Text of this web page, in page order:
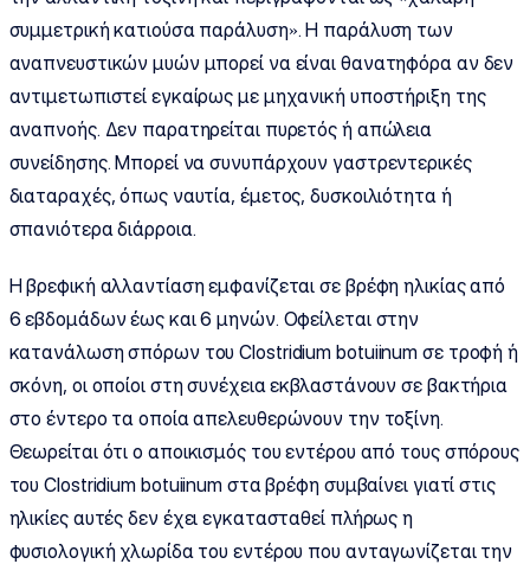
συμμετρική κατιούσα παράλυση». Η παράλυση των
αναπνευστικών μυών μπορεί να είναι θανατηφόρα αν δεν
αντιμετωπιστεί εγκαίρως με μηχανική υποστήριξη της
αναπνοής. Δεν παρατηρείται πυρετός ή απώλεια
συνείδησης. Μπορεί να συνυπάρχουν γαστρεντερικές
διαταραχές, όπως ναυτία, έμετος, δυσκοιλιότητα ή
σπανιότερα διάρροια.
Η βρεφική αλλαντίαση εμφανίζεται σε βρέφη ηλικίας από
6 εβδομάδων έως και 6 μηνών. Oφείλεται στην
κατανάλωση σπόρων του Clostridium botuiinum σε τροφή ή
σκόνη, οι οποίοι στη συνέχεια εκβλαστάνουν σε βακτήρια
στο έντερο τα οποία απελευθερώνουν την τοξίνη.
Θεωρείται ότι ο αποικισμός του εντέρου από τους σπόρους
του Clostridium botuiinum στα βρέφη συμβαίνει γιατί στις
ηλικίες αυτές δεν έχει εγκατασταθεί πλήρως η
φυσιολογική χλωρίδα του εντέρου που ανταγωνίζεται την